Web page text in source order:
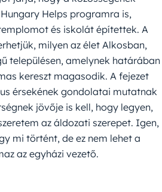
Helps programra is,
és iskolát építettek. A
milyen az élet Alkosban,
településen, amelynek határában
kereszt magasodik. A fejezet
érsekének gondolatai mutatnak
jövője is kell, hogy legyen,
az áldozati szerepet. Igen,
mi történt, de ez nem lehet a
az egyházi vezető.